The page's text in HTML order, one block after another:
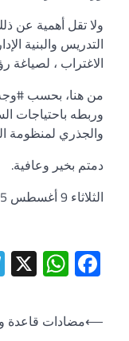
ولا تقل أهمية عن
التدريس والبنية
الاغتراب ، لصياغة
من هنا، بحسب
وربطه باحتياجات
والجذري لمنظومة
دمتم بخير وعافية.
الثلاثاء 9 أغسطس 2025م Shglawi55@gmail.com
تصفّح
⟵‏مضادات قاعدة